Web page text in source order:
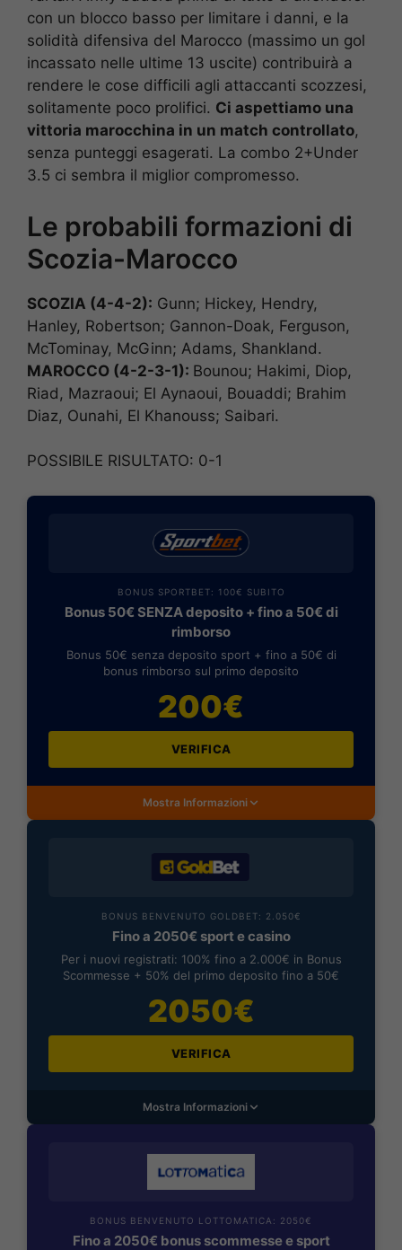
con un blocco basso per limitare i danni, e la
solidità difensiva del Marocco (massimo un gol
incassato nelle ultime 13 uscite) contribuirà a
rendere le cose difficili agli attaccanti scozzesi,
solitamente poco prolifici. Ci aspettiamo una
vittoria marocchina in un match controllato,
senza punteggi esagerati. La combo 2+Under
3.5 ci sembra il miglior compromesso.
Le probabili formazioni di
Scozia-Marocco
SCOZIA (4-4-2): Gunn; Hickey, Hendry,
Hanley, Robertson; Gannon-Doak, Ferguson,
McTominay, McGinn; Adams, Shankland.
MAROCCO (4-2-3-1): Bounou; Hakimi, Diop,
Riad, Mazraoui; El Aynaoui, Bouaddi; Brahim
Diaz, Ounahi, El Khanouss; Saibari.
POSSIBILE RISULTATO: 0-1
BONUS SPORTBET: 100€ SUBITO
Bonus 50€ SENZA deposito + fino a 50€ di
rimborso
Bonus 50€ senza deposito sport + fino a 50€ di
bonus rimborso sul primo deposito
200€
VERIFICA
Mostra Informazioni
BONUS BENVENUTO GOLDBET: 2.050€
Fino a 2050€ sport e casino
Per i nuovi registrati: 100% fino a 2.000€ in Bonus
Scommesse + 50% del primo deposito fino a 50€
2050€
VERIFICA
Mostra Informazioni
BONUS BENVENUTO LOTTOMATICA: 2050€
Fino a 2050€ bonus scommesse e sport